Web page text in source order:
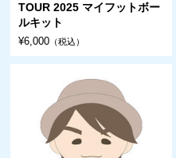
TOUR 2025 マイフットボー
ルキット
¥6,000 （税込）